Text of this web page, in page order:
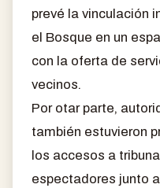
prevé la vinculación
el Bosque en un
con la oferta de
vecinos.
Por otar parte,
también estuvieron
los accesos a
espectadores junto